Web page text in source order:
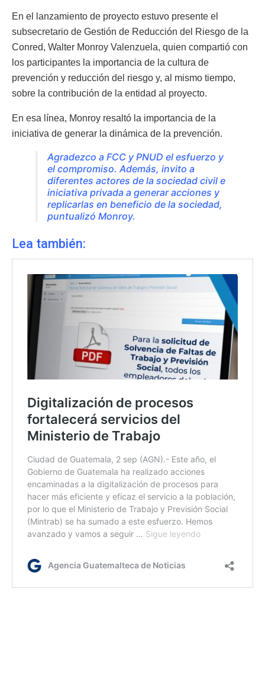
En el lanzamiento de proyecto estuvo presente el
subsecretario de Gestión de Reducción del Riesgo de la
Conred, Walter Monroy Valenzuela, quien compartió con
los participantes la importancia de la cultura de
prevención y reducción del riesgo y, al mismo tiempo,
sobre la contribución de la entidad al proyecto.
En esa línea, Monroy resaltó la importancia de la
iniciativa de generar la dinámica de la prevención.
Agradezco a FCC y PNUD el esfuerzo y
el compromiso. Además, invito a
diferentes actores de la sociedad civil e
iniciativa privada a generar acciones y
replicarlas en beneficio de la sociedad,
puntualizó Monroy.
Lea también: